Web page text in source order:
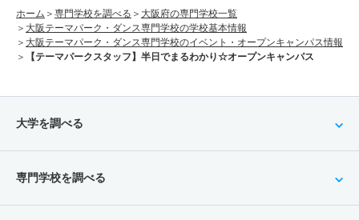
ホーム 専門学校を調べる
大阪府の専門学校一覧
大阪テーマパーク・ダンス専門学校の学校基本情報
大阪テーマパーク・ダンス専門学校のイベント・オープンキャンパス情報
【テーマパークスタッフ】半日でまるわかり☆オープンキャンパス
大学を調べる
専門学校を調べる